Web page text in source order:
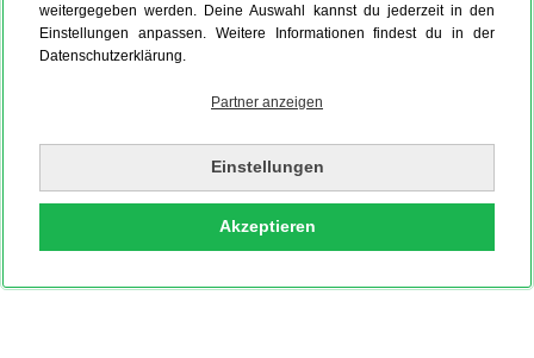
weitergegeben werden. Deine Auswahl kannst du jederzeit in den
Einstellungen anpassen. Weitere Informationen findest du in der
Datenschutzerklärung.
Partner anzeigen
Einstellungen
Akzeptieren